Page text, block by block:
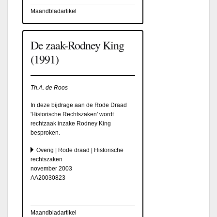
Maandbladartikel
De zaak-Rodney King
(1991)
Th.A. de Roos
In deze bijdrage aan de Rode Draad
'Historische Rechtszaken' wordt
rechtzaak inzake Rodney King
besproken.
Overig | Rode draad | Historische
rechtszaken
november 2003
AA20030823
Maandbladartikel